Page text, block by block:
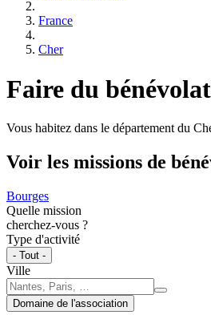
France
Cher
Faire du
Vous habitez dans le département du
Voir les missions de
Bourges
Quelle mission
cherchez-vous ?
Type d'activité
- Tout -
Ville
Domaine de l'association